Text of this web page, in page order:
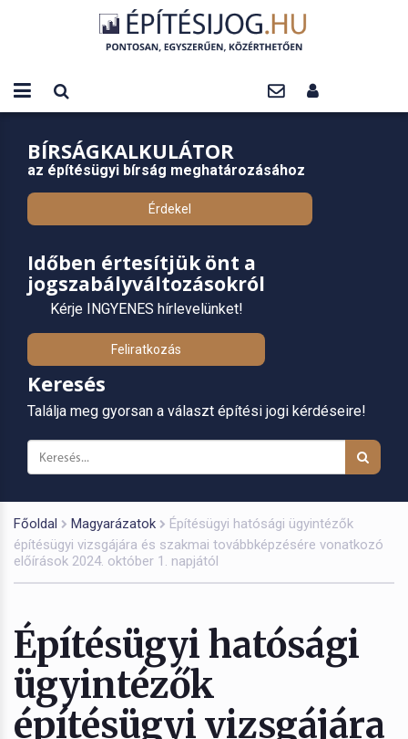
BÍRSÁGKALKULÁTOR
az építésügyi bírság meghatározásához
Érdekel
Időben értesítjük önt a
jogszabályváltozásokról
Kérje INGYENES hírlevelünket!
Feliratkozás
Keresés
Találja meg gyorsan a választ építési jogi kérdéseire!
Főoldal Magyarázatok
Építésügyi hatósági ügyintézők
építésügyi vizsgájára és szakmai továbbképzésére vonatkozó
előírások 2024. október 1. napjától
Építésügyi hatósági
ügyintézők
építésügyi vizsgájára